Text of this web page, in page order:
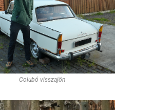
Colubó visszajön